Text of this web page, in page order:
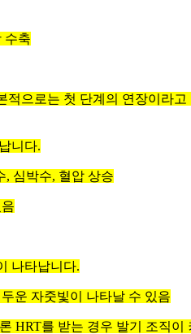
수축
으로는 첫 단계의 연장이라
니다.
, 심박수, 혈압 상승
나타납니다.
운 자줏빛이 나타날 수 있음
HRT를 받는 경우 발기 조직